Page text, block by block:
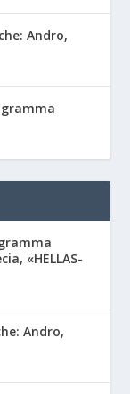
Andro,
«HELLAS-
Andro,